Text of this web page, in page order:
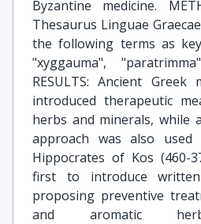
Byzantine medicine.
Thesaurus Linguae
the following terms as
"xyggauma",
RESULTS: Ancient Greek
introduced therapeutic
herbs and minerals, while
approach was also used
Hippocrates of Kos (460-
first to introduce
proposing preventive
and aromatic